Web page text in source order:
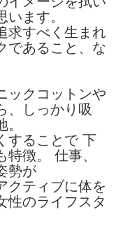
ます。
求すべく生まれ
であること、な
ックコットンや
、しっかり吸
。
することで 下
徴。 仕事、
勢が
クティブに体を
性のライフスタ